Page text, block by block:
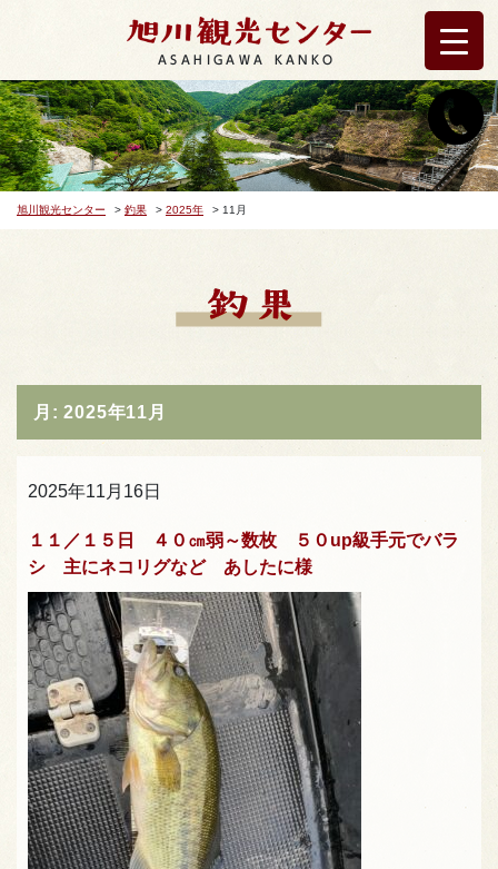
ASAHIGAWA KANKO
旭川観光センター > 釣果 > 2025年 > 11月
月:2025年11月
2025年11月16日
１１／１５日 ４０㎝弱～数枚 ５０up級手元でバラ
シ 主にネコリグなど あしたに様